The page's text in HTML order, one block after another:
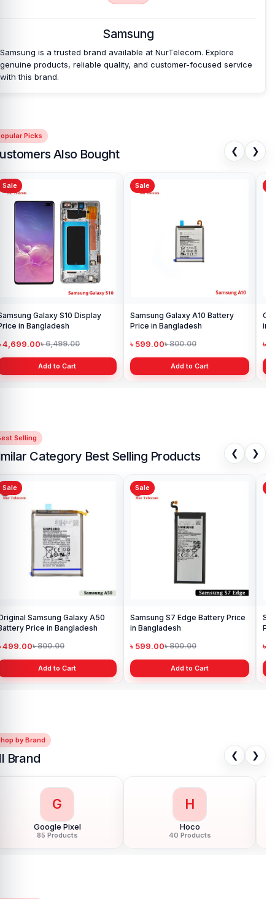
Samsung
Samsung is a trusted brand available at NurTelecom. Explore
genuine products, reliable quality, and customer-focused service
with this brand.
Picks
Also Bought ❮ ❯
Sale
Galaxy S10 Display
in Bangladesh
4,699.00৳ 6,499.00
Add to Cart
Sale
Samsung Galaxy A10 Battery
Price in Bangladesh
৳ 599.00৳ 800.00
Add to Cart
in
৳
Selling
Category Best Selling Products ❮ ❯
Sale
Samsung Galaxy A50
Price in Bangladesh
499.00৳ 800.00
Add to Cart
Sale
Samsung S7 Edge Battery Price
in Bangladesh
৳ 599.00৳ 800.00
Add to Cart
৳
by Brand
Brand ❮ ❯
G
Google Pixel
85 Products
H
Hoco
40 Products